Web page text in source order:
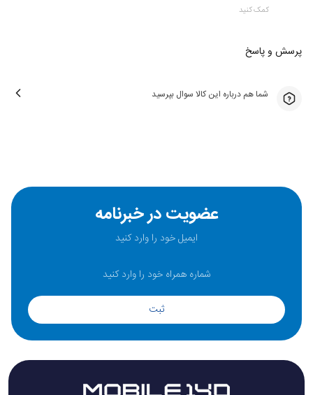
کمک کنید
پرسش و پاسخ
شما هم درباره این کالا سوال بپرسید
عضویت در خبرنامه
ثبت